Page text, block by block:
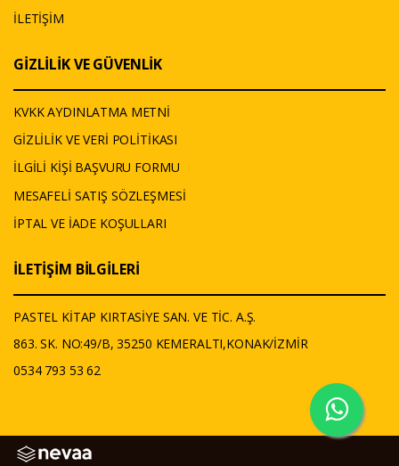
İLETİŞİM
GİZLİLİK VE GÜVENLİK
KVKK AYDINLATMA METNİ
GİZLİLİK VE VERİ POLİTİKASI
İLGİLİ KİŞİ BAŞVURU FORMU
MESAFELİ SATIŞ SÖZLEŞMESİ
İPTAL VE İADE KOŞULLARI
İLETİŞİM BİLGİLERİ
PASTEL KİTAP KIRTASİYE SAN. VE TİC. A.Ş.
863. SK. NO:49/B, 35250 KEMERALTI,KONAK/İZMİR
0534 793 53 62